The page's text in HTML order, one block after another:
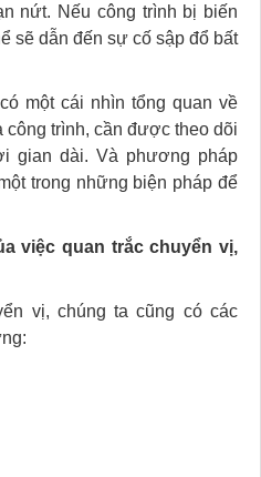
nứt. Nếu công trình bị biến
sẽ dẫn đến sự cố sập đổ bất
một cái nhìn tổng quan về
công trình, cần được theo dõi
gian dài. Và phương pháp
trong những biện pháp để
việc quan trắc chuyển vị,
vị, chúng ta cũng có các